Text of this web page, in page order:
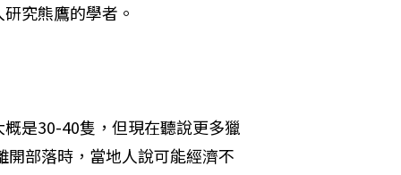
究熊鷹的學者。
是30-40隻，但現在聽說更多獵
部落時，當地人說可能經濟不